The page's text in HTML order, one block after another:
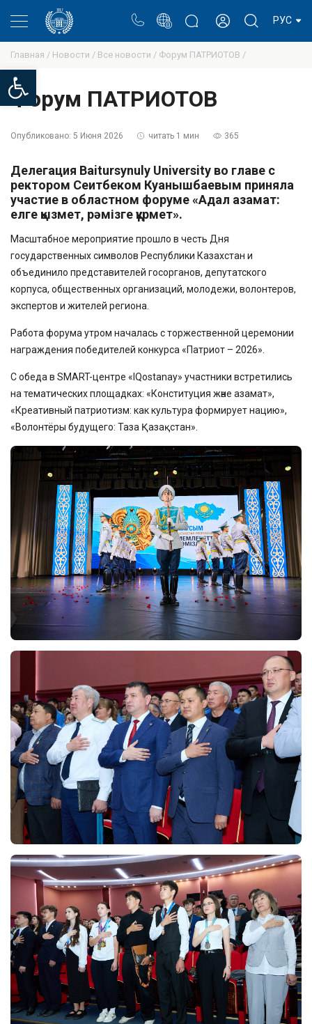
Open toolbar
РУС
Главная / Новости / Все новости / Форум ПАТРИОТОВ /
Форум ПАТРИОТОВ
Опубликовано: 5 Июня 2026 читать 1 мин 365
Делегация Baitursynuly University во главе с
ректором Сеитбеком Куанышбаевым приняла
участие в областном форуме «Адал азамат:
елге қызмет, рәмізге құрмет».
Масштабное мероприятие прошло в честь Дня
государственных символов Республики Казахстан и
объединило представителей госорганов, депутатского
корпуса, общественных организаций, молодежи, волонтеров,
экспертов и жителей региона.
Работа форума утром началась с торжественной церемонии
награждения победителей конкурса «Патриот – 2026».
С обеда в SMART-центре «IQostanay» участники встретились
на тематических площадках: «Конституция және азамат»,
«Креативный патриотизм: как культура формирует нацию»,
«Волонтёры будущего: Таза Қазақстан».